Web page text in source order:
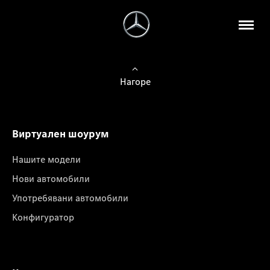
Нагоре
Виртуален шоурум
Нашите модели
Нови автомобили
Употребявани автомобили
Конфигуратор